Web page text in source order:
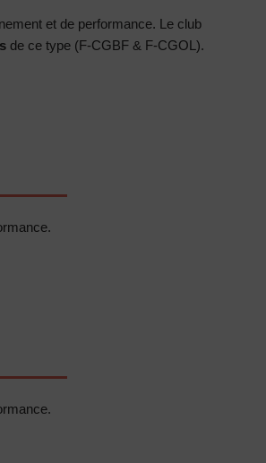
et de performance. Le club
de ce type (F-CGBF & F-CGOL).